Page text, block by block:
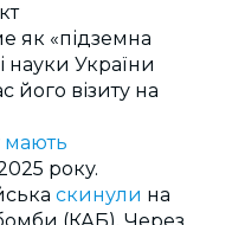
як «підземна
науки України
його візиту на
мають
року.
скинули на